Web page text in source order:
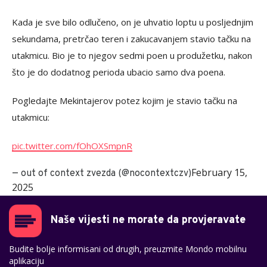
Kada je sve bilo odlučeno, on je uhvatio loptu u posljednjim
sekundama, pretrčao teren i zakucavanjem stavio tačku na
utakmicu. Bio je to njegov sedmi poen u produžetku, nakon
što je do dodatnog perioda ubacio samo dva poena.
Pogledajte Mekintajerov potez kojim je stavio tačku na
utakmicu:
pic.twitter.com/fOhOXSmpnR
— out of context zvezda (@nocontextczv)February 15,
2025
Naše vijesti ne morate da provjeravate
Budite bolje informisani od drugih, preuzmite Mondo mobilnu
aplikaciju